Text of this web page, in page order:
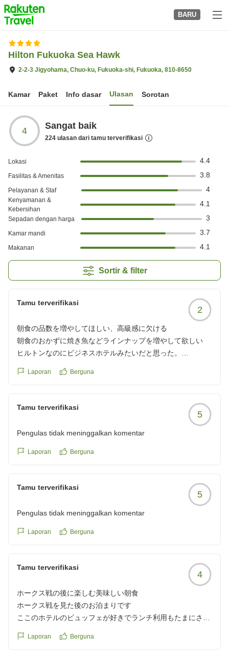
to
top
page
BARU
Hilton Fukuoka Sea Hawk
2-2-3 Jigyohama, Chuo-ku, Fukuoka-shi, Fukuoka, 810-8650
Kamar Paket Info dasar Ulasan Sorotan
4 Sangat baik
224 ulasan dari tamu terverifikasi
Lokasi 4.4
Fasilitas & Amenitas 3.8
Pelayanan & Staf 4
Kenyamanan &
Kebersihan
4.1
Sepadan dengan harga 3
Kamar mandi 3.7
Makanan 4.1
Sortir & filter
Tamu terverifikasi
2
朝食の品数を増やしてほしい、高級感に欠ける
朝食のおかずに焼き魚などラインナップを増やして欲しい
ヒルトンなのにビジネスホテルみたいだと思った。
https://review.travel.rakuten.co.jp/hotel/voice/1137?
Laporan Berguna
Tamu terverifikasi
5
Pengulas tidak meninggalkan komentar
Laporan Berguna
Tamu terverifikasi
5
Pengulas tidak meninggalkan komentar
Laporan Berguna
Tamu terverifikasi
4
ホークス戦の後に楽しむ美味しい朝食
ホークス戦を見た後のお泊まりです
ここのホテルのビュッフェが好きでランチ利用もたまにさせ
クチコミの詳細はこちらから
Laporan Berguna